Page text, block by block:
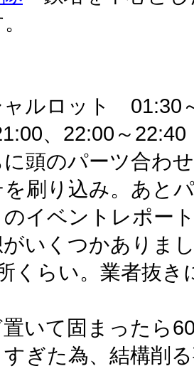
ルロット 01:30
、22:00～22:40
頭のパーツ合わ
刷り込み。あと
イベントレポー
がいくつかありま
くらい。業者抜
いて固まったら
すぎた為、結構削